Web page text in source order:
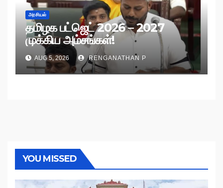
அரசியல்
தமிழக பட்ஜெட் 2026 – 2027
முக்கிய அம்சங்கள்!
AUG 5, 2026 RENGANATHAN P
YOU MISSED